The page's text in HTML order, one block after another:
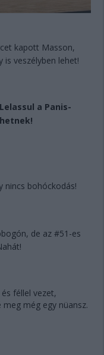
kapott Masson,
is veszélyben lehet!
a Panis-
nincs bohóckodás!
de az #51-es
féllel vezet,
még egy nüansz.